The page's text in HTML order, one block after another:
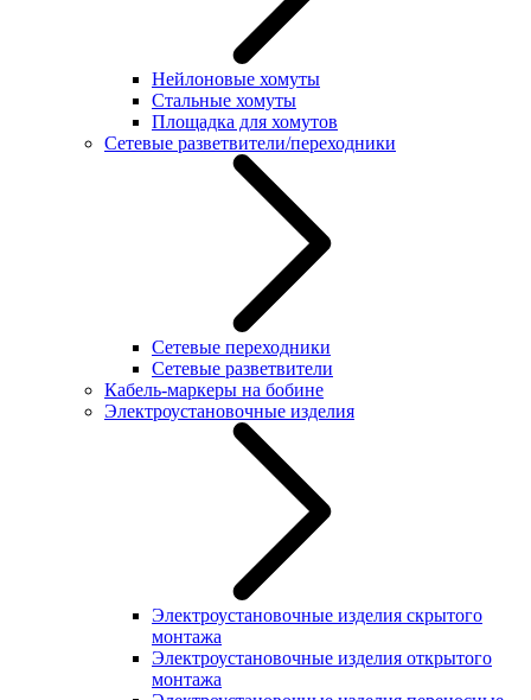
Нейлоновые хомуты
Стальные хомуты
Площадка для хомутов
Сетевые разветвители/переходники
Сетевые переходники
Сетевые разветвители
Кабель-маркеры на бобине
Электроустановочные изделия
Электроустановочные изделия скрытого
монтажа
Электроустановочные изделия открытого
монтажа